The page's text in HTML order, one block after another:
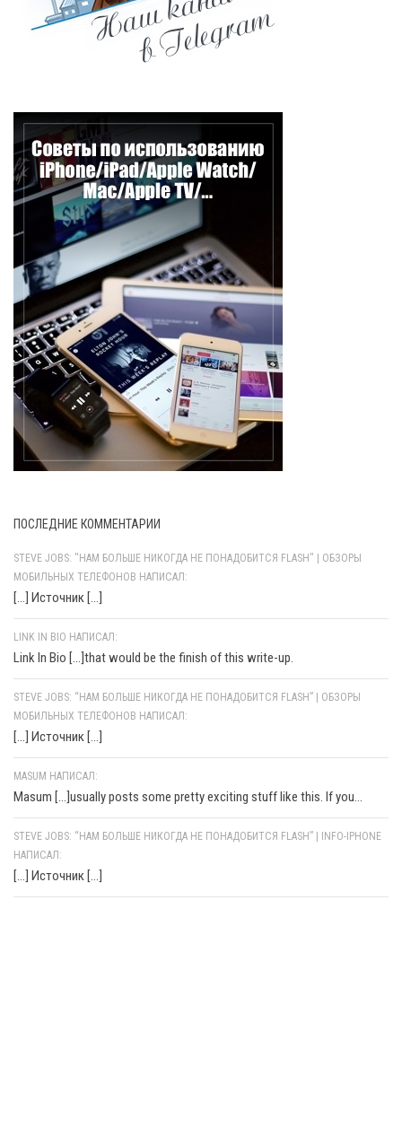
ПОСЛЕДНИЕ КОММЕНТАРИИ
STEVE JOBS: "НАМ БОЛЬШЕ НИКОГДА НЕ ПОНАДОБИТСЯ FLASH" | ОБЗОРЫ
МОБИЛЬНЫХ ТЕЛЕФОНОВ НАПИСАЛ:
[…] Источник […]
LINK IN BIO НАПИСАЛ:
Link In Bio [...]that would be the finish of this write-up.
STEVE JOBS: “НАМ БОЛЬШЕ НИКОГДА НЕ ПОНАДОБИТСЯ FLASH” | ОБЗОРЫ
МОБИЛЬНЫХ ТЕЛЕФОНОВ НАПИСАЛ:
[…] Источник […]
MASUM НАПИСАЛ:
Masum [...]usually posts some pretty exciting stuff like this. If you...
STEVE JOBS: “НАМ БОЛЬШЕ НИКОГДА НЕ ПОНАДОБИТСЯ FLASH” | INFO-IPHONE
НАПИСАЛ:
[…] Источник […]